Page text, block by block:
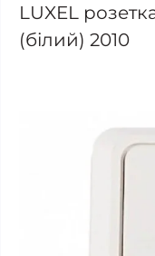
LUXEL
(білий) 2010